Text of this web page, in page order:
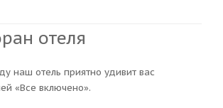
отеля
наш отель приятно удивит вас
«Все включено».